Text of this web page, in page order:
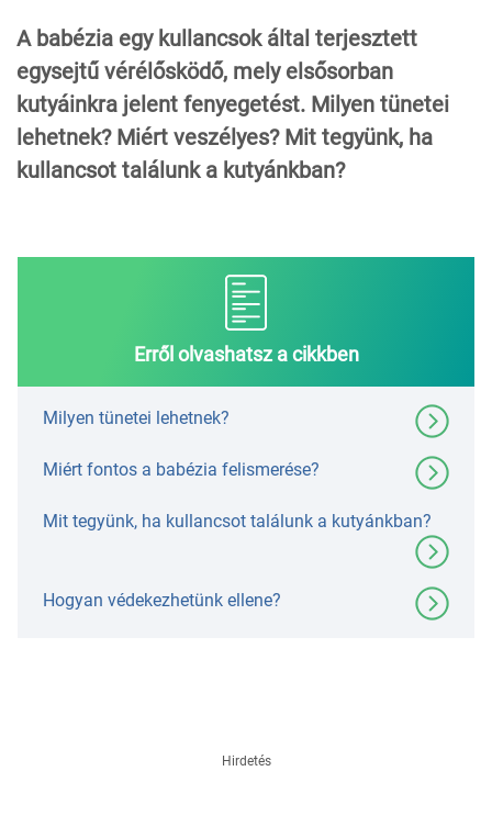
A babézia egy kullancsok által terjesztett
egysejtű vérélősködő, mely elsősorban
kutyáinkra jelent fenyegetést. Milyen tünetei
lehetnek? Miért veszélyes? Mit tegyünk, ha
kullancsot találunk a kutyánkban?
Erről olvashatsz a cikkben
Milyen tünetei lehetnek?
Miért fontos a babézia felismerése?
Mit tegyünk, ha kullancsot találunk a kutyánkban?
Hogyan védekezhetünk ellene?
Hirdetés